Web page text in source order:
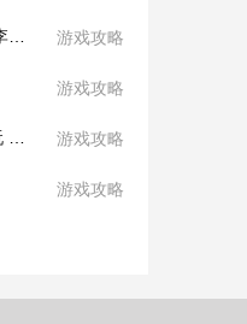
游戏攻略
游戏攻略
游戏攻略
游戏攻略